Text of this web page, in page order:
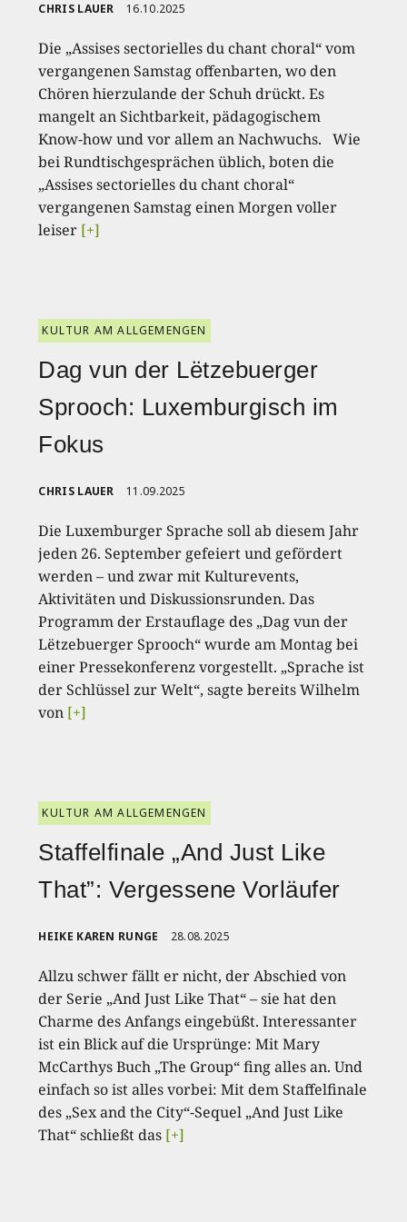
CHRIS LAUER 16.10.2025
Die „Assises sectorielles du chant choral“ vom
vergangenen Samstag offenbarten, wo den
Chören hierzulande der Schuh drückt. Es
mangelt an Sichtbarkeit, pädagogischem
Know-how und vor allem an Nachwuchs. Wie
bei Rundtischgesprächen üblich, boten die
„Assises sectorielles du chant choral“
vergangenen Samstag einen Morgen voller
leiser [+]
KULTUR AM ALLGEMENGEN
Dag vun der Lëtzebuerger
Sprooch: Luxemburgisch im
Fokus
CHRIS LAUER 11.09.2025
Die Luxemburger Sprache soll ab diesem Jahr
jeden 26. September gefeiert und gefördert
werden – und zwar mit Kulturevents,
Aktivitäten und Diskussionsrunden. Das
Programm der Erstauflage des „Dag vun der
Lëtzebuerger Sprooch“ wurde am Montag bei
einer Pressekonferenz vorgestellt. „Sprache ist
der Schlüssel zur Welt“, sagte bereits Wilhelm
von [+]
KULTUR AM ALLGEMENGEN
Staffelfinale „And Just Like
That”: Vergessene Vorläufer
HEIKE KAREN RUNGE 28.08.2025
Allzu schwer fällt er nicht, der Abschied von
der Serie „And Just Like That“ – sie hat den
Charme des Anfangs eingebüßt. Interessanter
ist ein Blick auf die Ursprünge: Mit Mary
McCarthys Buch „The Group“ fing alles an. Und
einfach so ist alles vorbei: Mit dem Staffelfinale
des „Sex and the City“-Sequel „And Just Like
That“ schließt das [+]